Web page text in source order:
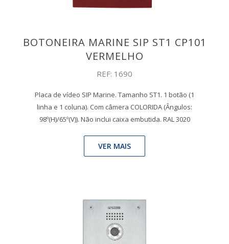
BOTONEIRA MARINE SIP ST1 CP101
VERMELHO
REF: 1690
Placa de vídeo SIP Marine. Tamanho ST1. 1 botão (1
linha e 1 coluna). Com câmera COLORIDA (Ângulos:
98º(H)/65º(V)). Não inclui caixa embutida. RAL 3020
VER MAIS